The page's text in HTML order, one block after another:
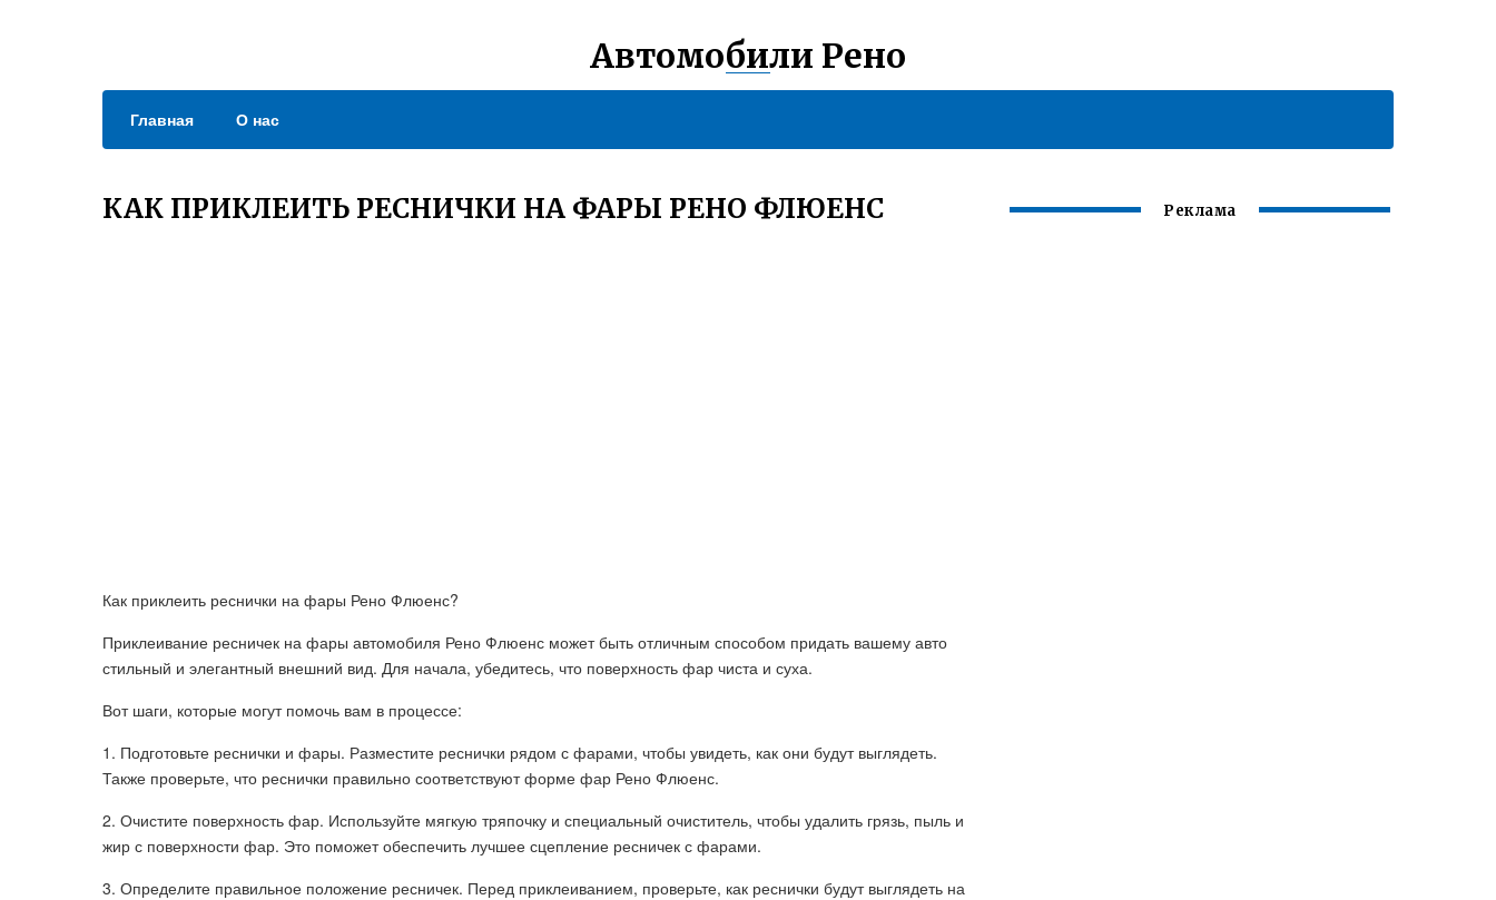
Автомобили Рено
Главная О нас
КАК ПРИКЛЕИТЬ РЕСНИЧКИ НА ФАРЫ РЕНО ФЛЮЕНС
Как приклеить реснички на фары Рено Флюенс?
Приклеивание ресничек на фары автомобиля Рено Флюенс может быть отличным способом придать вашему авто
стильный и элегантный внешний вид. Для начала, убедитесь, что поверхность фар чиста и суха.
Вот шаги, которые могут помочь вам в процессе:
1. Подготовьте реснички и фары. Разместите реснички рядом с фарами, чтобы увидеть, как они будут выглядеть.
Также проверьте, что реснички правильно соответствуют форме фар Рено Флюенс.
2. Очистите поверхность фар. Используйте мягкую тряпочку и специальный очиститель, чтобы удалить грязь, пыль и
жир с поверхности фар. Это поможет обеспечить лучшее сцепление ресничек с фарами.
3. Определите правильное положение ресничек. Перед приклеиванием, проверьте, как реснички будут выглядеть на
Реклама